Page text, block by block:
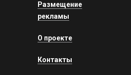
Размещение
рекламы
О проекте
Контакты